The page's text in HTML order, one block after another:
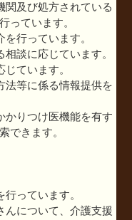
関及び処方されている
っています。
行っています。
談に応じています。
ています。
法等に係る情報提供を
かりつけ医機能を有す
できます。
っています。
んについて、介護支援